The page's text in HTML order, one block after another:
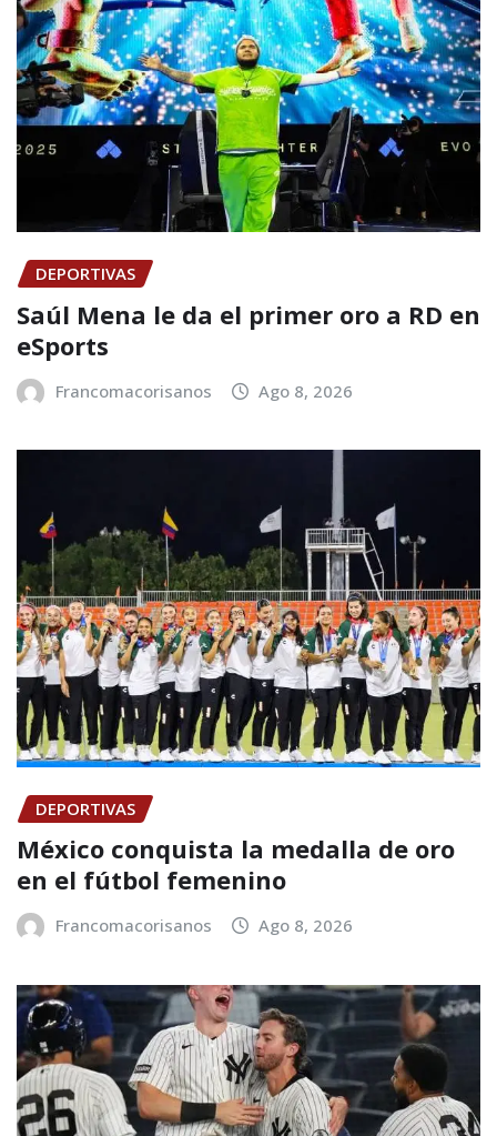
DEPORTIVAS
Saúl Mena le da el primer oro a RD en
eSports
Francomacorisanos Ago 8, 2026
DEPORTIVAS
México conquista la medalla de oro
en el fútbol femenino
Francomacorisanos Ago 8, 2026